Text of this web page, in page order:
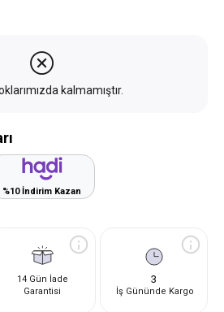
kalmamıştır.
%10 İndirim Kazan
14 Gün İade
Garantisi
3
İş Gününde Kargo